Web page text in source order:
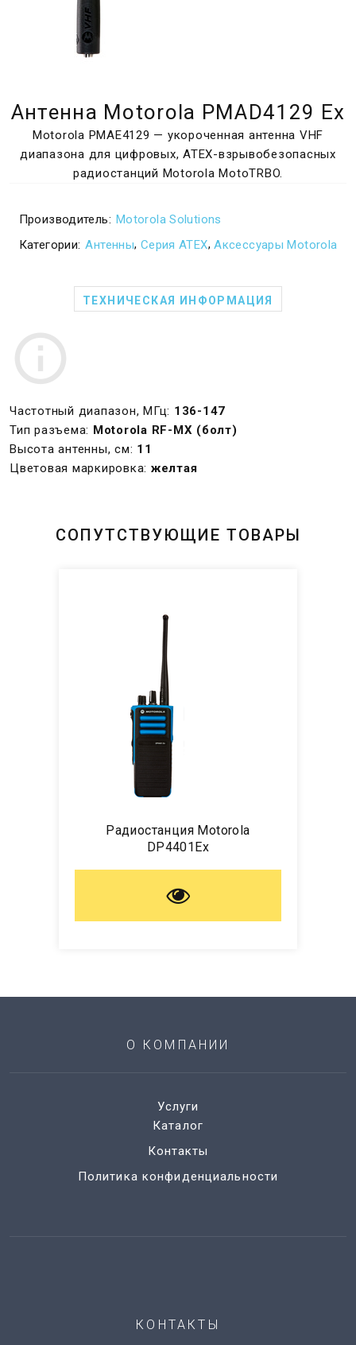
Антенна Motorola PMAD4129 Ex
Motorola PMAE4129 — укороченная антенна VHF
диапазона для цифровых, ATEX-взрывобезопасных
радиостанций Motorola MotoTRBO.
Производитель: Motorola Solutions
Категории: Антенны, Серия ATEX,Аксессуары Motorola
ТЕХНИЧЕСКАЯ ИНФОРМАЦИЯ
Частотный диапазон, МГц: 136-147
Тип разъема: Motorola RF-MX (болт)
Высота антенны, см: 11
Цветовая маркировка: желтая
СОПУТСТВУЮЩИЕ ТОВАРЫ
Радиостанция Motorola
DP4401Ex
О КОМПАНИИ
Услуги
Каталог
Контакты
Политика конфиденциальности
КОНТАКТЫ